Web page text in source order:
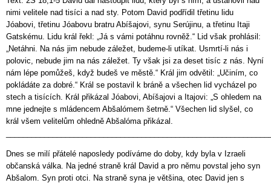
nimi velitele nad tisíci a nad sty. Potom David podřídil třetinu lidu
Jóabovi, třetinu Jóabovu bratru Abíšajovi, synu Serújinu, a třetinu Itaji
Gatskému. Lidu král řekl: „Já s vámi potáhnu rovněž.“ Lid však prohlásil:
„Netáhni. Na nás jim nebude záležet, budeme-li utíkat. Usmrtí-li nás i
polovic, nebude jim na nás záležet. Ty však jsi za deset tisíc z nás. Nyní
nám lépe pomůžeš, když budeš ve městě.“ Král jim odvětil: „Učiním, co
pokládáte za dobré.“ Král se postavil k bráně a všechen lid vycházel po
stech a tisících. Král přikázal Jóabovi, Abíšajovi a Itajovi: „S ohledem na
mne jednejte s mládencem Abšalómem šetrně.“ Všechen lid slyšel, co
král všem velitelům ohledně Abšalóma přikázal.
Dnes se milí přátelé naposledy podíváme do doby, kdy byla v Izraeli
občanská válka. Na jedné straně král David a pro němu povstal jeho syn
Abšalom. Syn proti otci. Na straně syna je většina, otec David jen s